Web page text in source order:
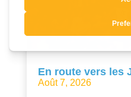
En route vers les
Août 7, 2026